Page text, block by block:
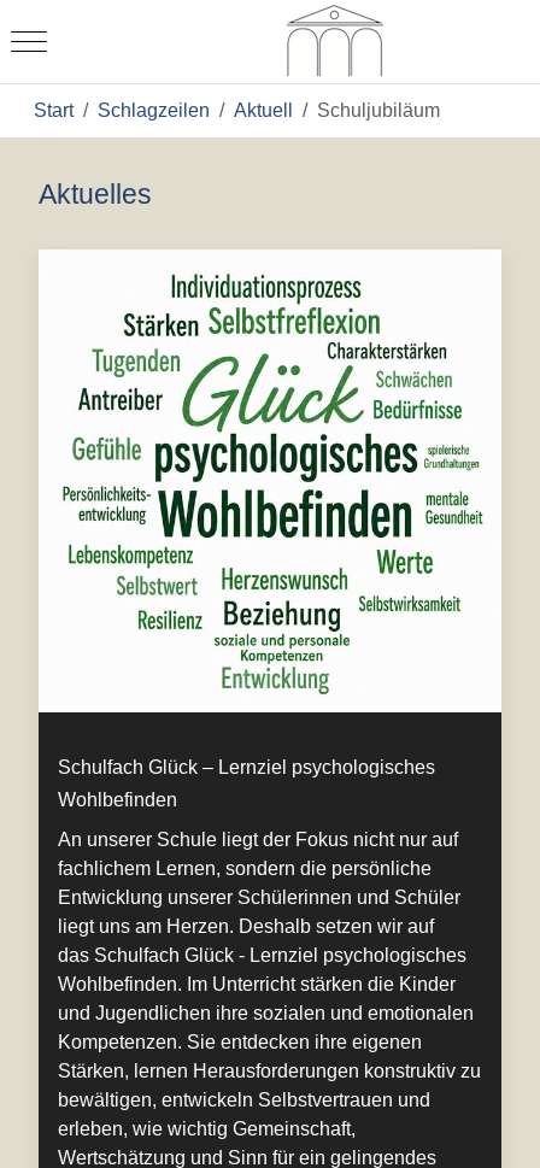
Mobile Menu Toggle
Start Schlagzeilen Aktuell Schuljubiläum
Aktuelles
Schulfach Glück – Lernziel psychologisches
Wohlbefinden
An unserer Schule liegt der Fokus nicht nur auf
fachlichem Lernen, sondern die persönliche
Entwicklung unserer Schülerinnen und Schüler
liegt uns am Herzen. Deshalb setzen wir auf
das Schulfach Glück - Lernziel psychologisches
Wohlbefinden. Im Unterricht stärken die Kinder
und Jugendlichen ihre sozialen und emotionalen
Kompetenzen. Sie entdecken ihre eigenen
Stärken, lernen Herausforderungen konstruktiv zu
bewältigen, entwickeln Selbstvertrauen und
erleben, wie wichtig Gemeinschaft,
Wertschätzung und Sinn für ein gelingendes